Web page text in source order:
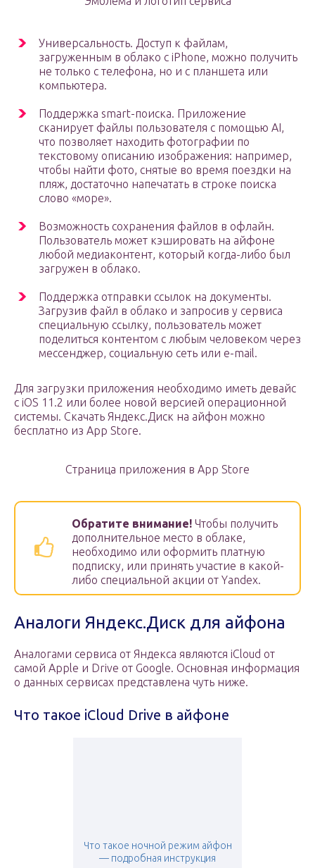
Универсальность. Доступ к файлам,
загруженным в облако с iPhone, можно получить
не только с телефона, но и с планшета или
компьютера.
Поддержка smart-поиска. Приложение
сканирует файлы пользователя с помощью AI,
что позволяет находить фотографии по
текстовому описанию изображения: например,
чтобы найти фото, снятые во время поездки на
пляж, достаточно напечатать в строке поиска
слово «море».
Возможность сохранения файлов в офлайн.
Пользователь может кэшировать на айфоне
любой медиаконтент, который когда-либо был
загружен в облако.
Поддержка отправки ссылок на документы.
Загрузив файл в облако и запросив у сервиса
специальную ссылку, пользователь может
поделиться контентом с любым человеком через
мессенджер, социальную сеть или e-mail.
Для загрузки приложения необходимо иметь девайс
с iOS 11.2 или более новой версией операционной
системы. Скачать Яндекс.Диск на айфон можно
бесплатно из App Store.
Страница приложения в App Store
Обратите внимание! Чтобы получить
дополнительное место в облаке,
необходимо или оформить платную
подписку, или принять участие в какой-
либо специальной акции от Yandex.
Аналоги Яндекс.Диск для айфона
Аналогами сервиса от Яндекса являются iCloud от
самой Apple и Drive от Google. Основная информация
о данных сервисах представлена чуть ниже.
Что такое iCloud Drive в айфоне
Что такое ночной режим айфон
— подробная инструкция